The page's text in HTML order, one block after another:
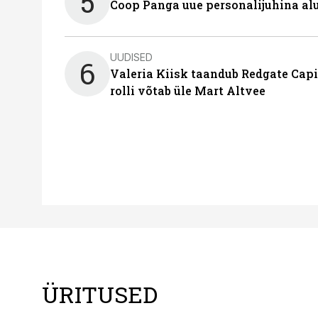
Coop Panga uue personalijuhina
6 UUDISED
Valeria Kiisk taandub Redgate
rolli võtab üle Mart Altvee
ÜRITUSED